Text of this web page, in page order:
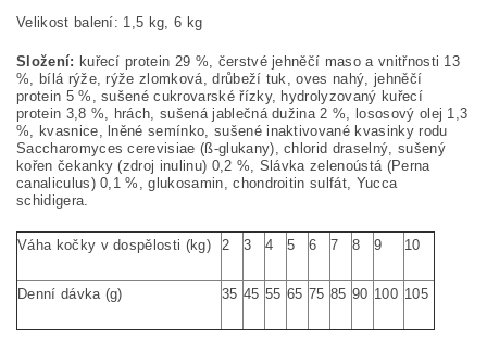
Velikost balení: 1,5 kg, 6 kg
Složení: kuřecí protein 29 %, čerstvé jehněčí maso a vnitřnosti 13
%, bílá rýže, rýže zlomková, drůbeží tuk, oves nahý, jehněčí
protein 5 %, sušené cukrovarské řízky, hydrolyzovaný kuřecí
protein 3,8 %, hrách, sušená jablečná dužina 2 %, lososový olej 1,3
%, kvasnice, lněné semínko, sušené inaktivované kvasinky rodu
Saccharomyces cerevisiae (ß-glukany), chlorid draselný, sušený
kořen čekanky (zdroj inulinu) 0,2 %, Slávka zelenoústá (Perna
canaliculus) 0,1 %, glukosamin, chondroitin sulfát, Yucca
schidigera.
Váha kočky v dospělosti (kg) 2 3 4 5 6 7 8 9 10
Denní dávka (g) 35 45 55 65 75 85 90 100 105